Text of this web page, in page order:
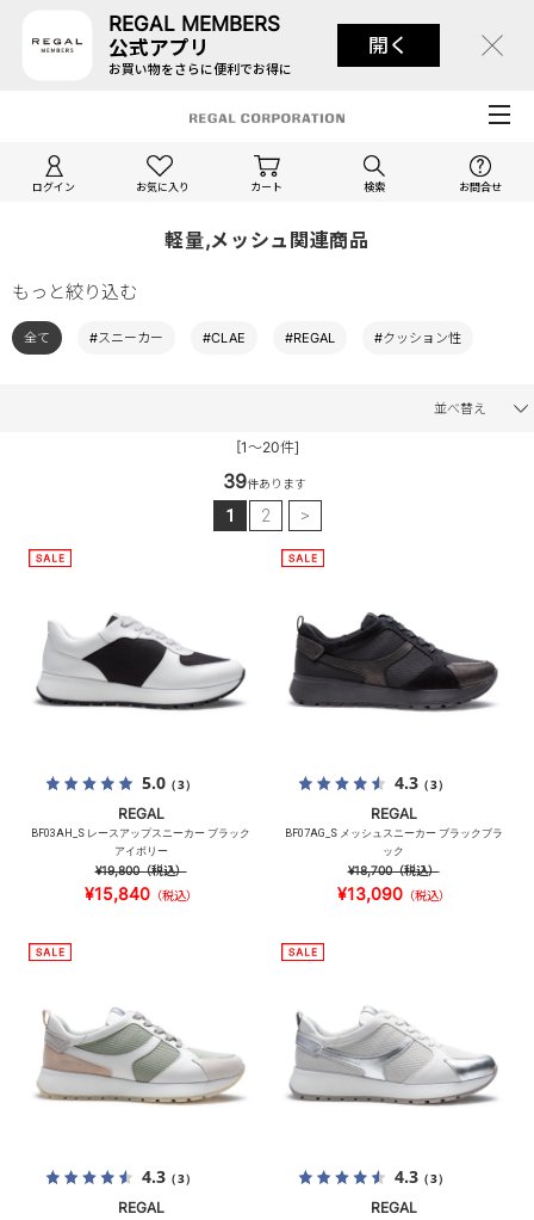
REGAL MEMBERS
公式アプリ
お買い物をさらに便利でお得に
開く
ログイン お気に入り カート 検索 お問合せ
軽量,メッシュ関連商品
もっと絞り込む
全て #スニーカー #CLAE #REGAL #クッション性
並べ替え
[1～20件]
39件あります
1 2 >
5.0（3）
REGAL
BF03AH_S レースアップスニーカー ブラック
アイボリー
¥19,800（税込）
¥15,840（税込）
4.3（3）
REGAL
BF07AG_S メッシュスニーカー ブラックブラ
ック
¥18,700（税込）
¥13,090（税込）
4.3（3）
REGAL
4.3（3）
REGAL